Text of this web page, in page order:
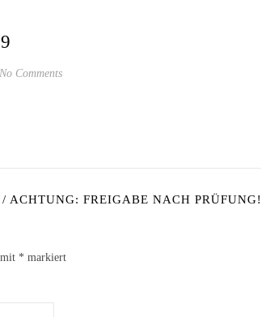
No Comments
ACHTUNG: FREIGABE NACH PRÜFUNG!
* markiert